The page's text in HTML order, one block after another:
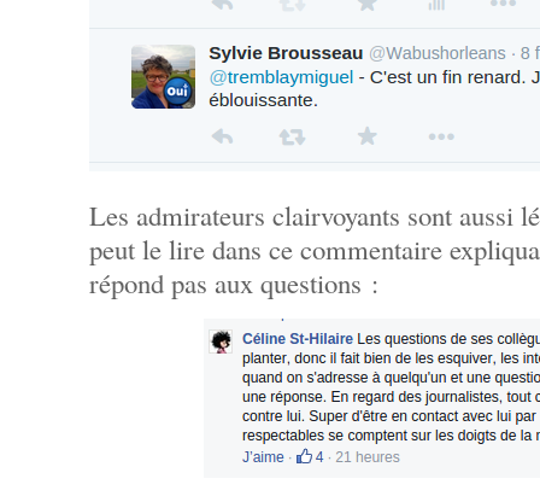
Les admirateurs clairvoyants sont aussi
peut le lire dans ce commentaire
répond pas aux questions :